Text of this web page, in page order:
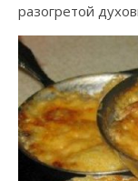
разогретой